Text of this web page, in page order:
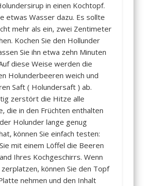
in einen Kochtopf.
etwas Wasser dazu. Es sollte
mehr als ein, zwei Zentimeter
Kochen Sie den Hollunder
Sie ihn etwa zehn Minuten
diese Weise werden die
Holunderbeeren weich und
Saft ( Holundersaft ) ab.
zerstört die Hitze alle
die in den Früchten enthalten
Holunder lange genug
können Sie einfach testen:
mit einem Löffel die Beeren
Ihres Kochgeschirrs. Wenn
können Sie den Topf
nehmen und den Inhalt